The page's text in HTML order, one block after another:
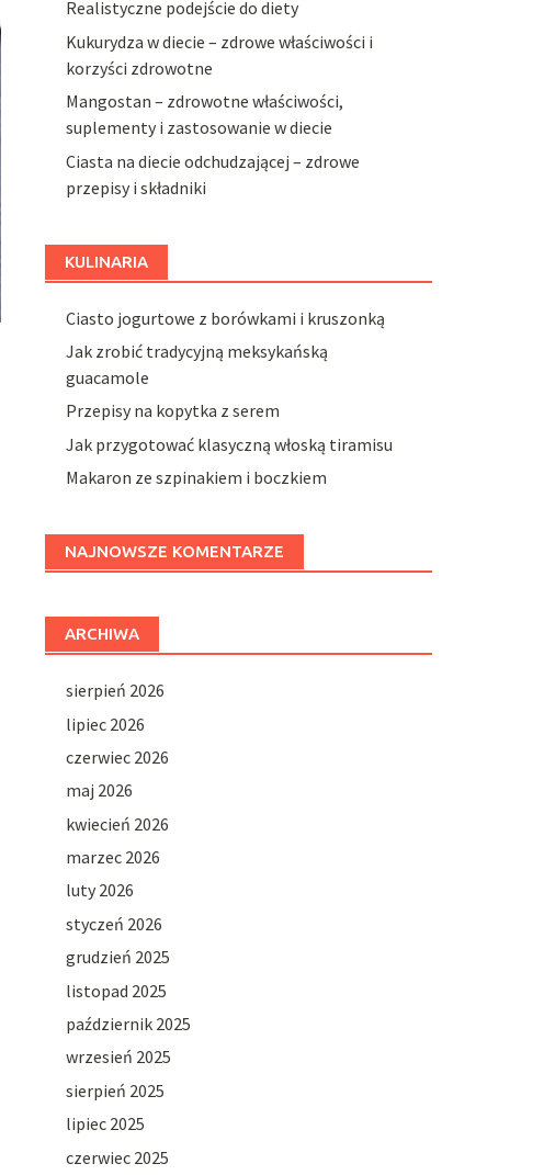
Realistyczne podejście do diety
Kukurydza w diecie – zdrowe właściwości i
korzyści zdrowotne
Mangostan – zdrowotne właściwości,
suplementy i zastosowanie w diecie
Ciasta na diecie odchudzającej – zdrowe
przepisy i składniki
KULINARIA
Ciasto jogurtowe z borówkami i kruszonką
Jak zrobić tradycyjną meksykańską
guacamole
Przepisy na kopytka z serem
Jak przygotować klasyczną włoską tiramisu
Makaron ze szpinakiem i boczkiem
NAJNOWSZE KOMENTARZE
ARCHIWA
sierpień 2026
lipiec 2026
czerwiec 2026
maj 2026
kwiecień 2026
marzec 2026
luty 2026
styczeń 2026
grudzień 2025
listopad 2025
październik 2025
wrzesień 2025
sierpień 2025
lipiec 2025
czerwiec 2025